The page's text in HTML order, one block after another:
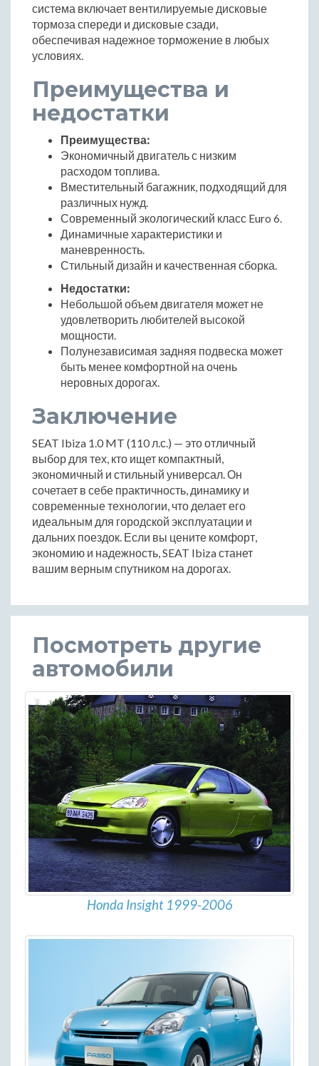
система включает вентилируемые дисковые
тормоза спереди и дисковые сзади,
обеспечивая надежное торможение в любых
условиях.
Преимущества и
недостатки
Преимущества:
Экономичный двигатель с низким
расходом топлива.
Вместительный багажник, подходящий для
различных нужд.
Современный экологический класс Euro 6.
Динамичные характеристики и
маневренность.
Стильный дизайн и качественная сборка.
Недостатки:
Небольшой объем двигателя может не
удовлетворить любителей высокой
мощности.
Полунезависимая задняя подвеска может
быть менее комфортной на очень
неровных дорогах.
Заключение
SEAT Ibiza 1.0 MT (110 л.с.) — это отличный
выбор для тех, кто ищет компактный,
экономичный и стильный универсал. Он
сочетает в себе практичность, динамику и
современные технологии, что делает его
идеальным для городской эксплуатации и
дальних поездок. Если вы цените комфорт,
экономию и надежность, SEAT Ibiza станет
вашим верным спутником на дорогах.
Посмотреть другие
автомобили
Honda Insight 1999-2006